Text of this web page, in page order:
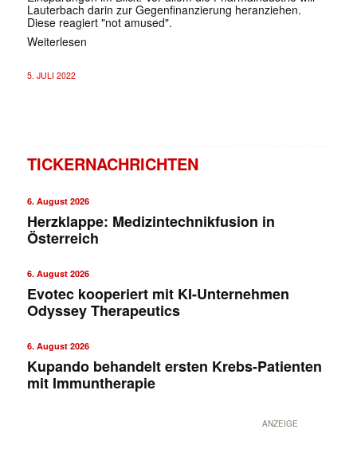
Lauterbach darin zur Gegenfinanzierung heranziehen.
Diese reagiert "not amused".
Weiterlesen
5. JULI 2022
TICKERNACHRICHTEN
6. August 2026
Herzklappe: Medizintechnikfusion in
Österreich
6. August 2026
Evotec kooperiert mit KI-Unternehmen
Odyssey Therapeutics
6. August 2026
Kupando behandelt ersten Krebs-Patienten
mit Immuntherapie
ANZEIGE